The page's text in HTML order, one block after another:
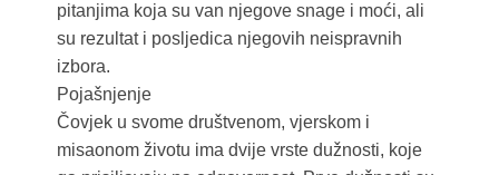
pitanjima koja su van njegove snage i moći, ali
su rezultat i posljedica njegovih neispravnih
izbora.
Pojašnjenje
Čovjek u svome društvenom, vjerskom i
misaonom životu ima dvije vrste dužnosti, koje